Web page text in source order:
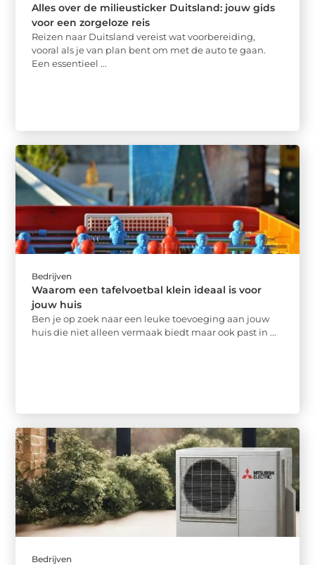
Alles over de milieusticker Duitsland: jouw gids
voor een zorgeloze reis
Reizen naar Duitsland vereist wat voorbereiding,
vooral als je van plan bent om met de auto te gaan.
Een essentieel ...
Bedrijven
Waarom een tafelvoetbal klein ideaal is voor
jouw huis
Ben je op zoek naar een leuke toevoeging aan jouw
huis die niet alleen vermaak biedt maar ook past in ...
Bedrijven